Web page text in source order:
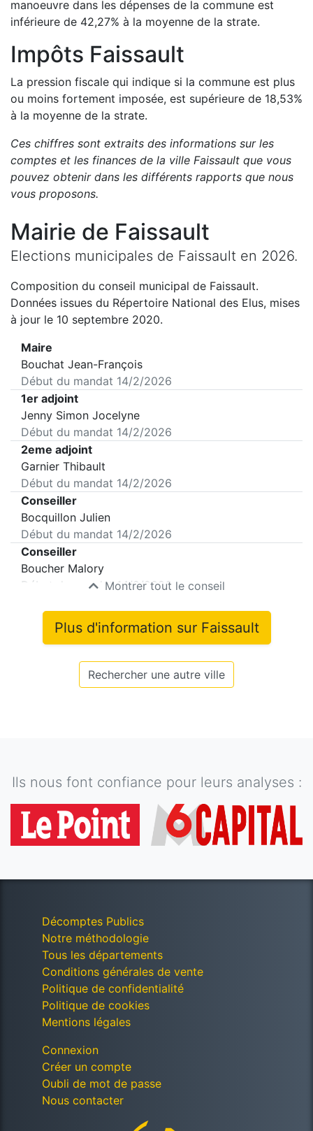
manoeuvre dans les dépenses de la commune est
inférieure de 42,27% à la moyenne de la strate.
Impôts Faissault
La pression fiscale qui indique si la commune est plus
ou moins fortement imposée, est supérieure de 18,53%
à la moyenne de la strate.
Ces chiffres sont extraits des informations sur les
comptes et les finances de la ville Faissault que vous
pouvez obtenir dans les différents rapports que nous
vous proposons.
Mairie de Faissault
Elections municipales de Faissault en 2026.
Composition du conseil municipal de Faissault.
Données issues du Répertoire National des Elus, mises
à jour le 10 septembre 2020.
Maire
Bouchat Jean-François
Début du mandat 14/2/2026
1er adjoint
Jenny Simon Jocelyne
Début du mandat 14/2/2026
2eme adjoint
Garnier Thibault
Début du mandat 14/2/2026
Conseiller
Bocquillon Julien
Début du mandat 14/2/2026
Conseiller
Boucher Malory
Début du mandat14/2/2026
Montrer tout le conseil
Plus d'information sur Faissault
Rechercher une autre ville
Ils nous font confiance pour leurs analyses :
Décomptes Publics
Notre méthodologie
Tous les départements
Conditions générales de vente
Politique de confidentialité
Politique de cookies
Mentions légales
Connexion
Créer un compte
Oubli de mot de passe
Nous contacter